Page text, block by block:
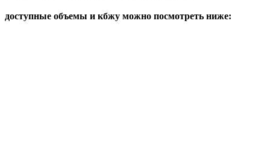
доступные объемы и кбжу можно посмотреть ниже: